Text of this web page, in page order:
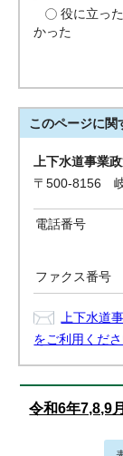
役に立った
かった
このページに関
上下水道事業
〒500-8156
電話番号
ファクス番号
上下水道
をご利用くださ
令和6年7,8,9